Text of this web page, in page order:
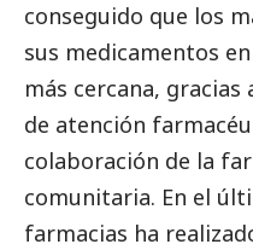
conseguido que los
sus medicamentos
más cercana,
de atención
colaboración de la
comunitaria. En el
farmacias ha